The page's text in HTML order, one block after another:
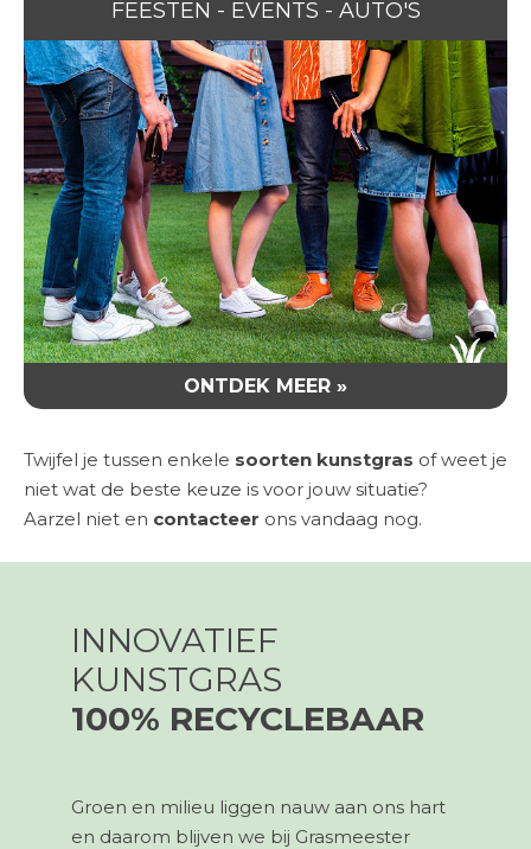
FEESTEN - EVENTS - AUTO'S
ONTDEK MEER »
Twijfel je tussen enkele soorten kunstgras of weet je
niet wat de beste keuze is voor jouw situatie?
Aarzel niet en contacteer ons vandaag nog.
INNOVATIEF
KUNSTGRAS
100% RECYCLEBAAR
Groen en milieu liggen nauw aan ons hart
en daarom blijven we bij Grasmeester